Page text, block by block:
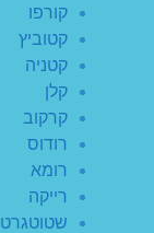
קורפו
קטוביץ
קטניה
קלן
קרקוב
רודוס
רומא
רייקה
שטוטגרט